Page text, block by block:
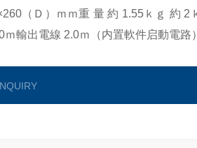
（Ｄ）ｍｍ重 量 約 1.55ｋｇ
輸出電線 2.0ｍ（内置軟件启動電路